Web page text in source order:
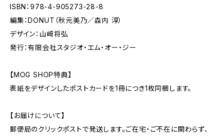
ISBN：978-4-905273-28-8
編集：DONUT（秋元美乃／森内 淳）
デザイン：山﨑将弘
発行：有限会社スタジオ・エム・オー・ジー
【MOG SHOP特典】
表紙をデザインしたポストカードを1冊につき1枚同梱します。
【お届けについて】
郵便局のクリックポストで発送します。ご在宅・ご不在に関わらず、